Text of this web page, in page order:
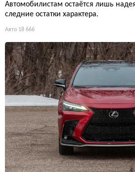
Автомобилистам остаётся лишь
следние остатки характера.
Авто 18 666